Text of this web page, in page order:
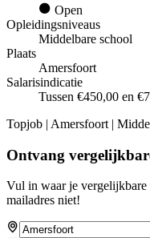
Open
Opleidingsniveaus
Middelbare school
Plaats
Amersfoort
Salarisindicatie
Tussen €450,00 en
Topjob | Amersfoort |
Ontvang
Vul in waar je vergelijkbare
mailadres niet!